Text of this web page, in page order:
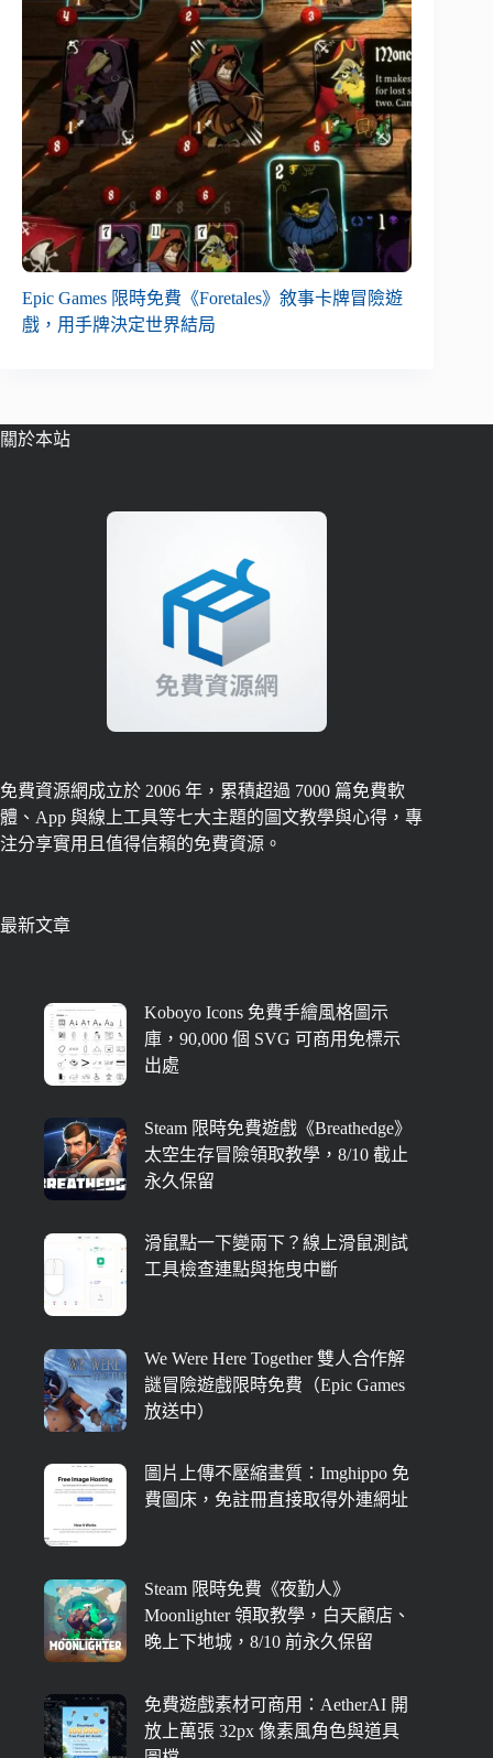
Epic Games 限時免費《Foretales》敘事卡牌冒險遊
戲，用手牌決定世界結局
關於本站
免費資源網成立於 2006 年，累積超過 7000 篇免費軟
體、App 與線上工具等七大主題的圖文教學與心得，專
注分享實用且值得信賴的免費資源。
最新文章
Koboyo Icons 免費手繪風格圖示
庫，90,000 個 SVG 可商用免標示
出處
Steam 限時免費遊戲《Breathedge》
太空生存冒險領取教學，8/10 截止
永久保留
滑鼠點一下變兩下？線上滑鼠測試
工具檢查連點與拖曳中斷
We Were Here Together 雙人合作解
謎冒險遊戲限時免費（Epic Games
放送中）
圖片上傳不壓縮畫質：Imghippo 免
費圖床，免註冊直接取得外連網址
Steam 限時免費《夜勤人》
Moonlighter 領取教學，白天顧店、
晚上下地城，8/10 前永久保留
免費遊戲素材可商用：AetherAI 開
放上萬張 32px 像素風角色與道具